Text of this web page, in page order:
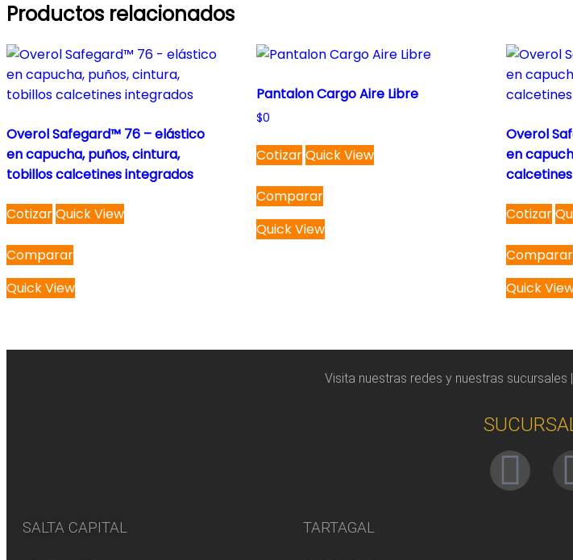
Productos relacionados
Overol Safegard™ 76 – elástico
en capucha, puños, cintura,
tobillos calcetines integrados
CotizarQuick View
Comparar
Quick View
Pantalon Cargo Aire Libre
$0
CotizarQuick View
Comparar
Quick View
Overol
en
Cotizar
Comparar
Quick
Visita nuestras redes y nuestras sucursales
SALTA CAPITAL TARTAGAL